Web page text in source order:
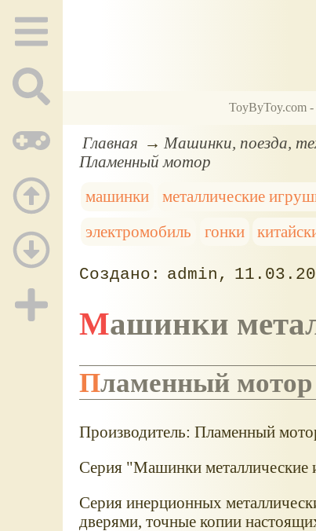
ToyByToy.com
Главная Машинки, поезда,
Пламенный мотор
машинки
металлические
электромобиль
гонки
admin
Машинки
Пламенный мотор
Производитель: Пламенный
Серия "Машинки металлические
Серия инерционных
дверями, точные копии